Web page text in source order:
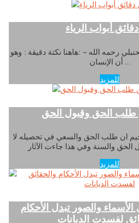
أبواب الرياء
رحمه الله – :هاهنا نكتة دقيقة : وهو
أن الإنسان …
للمزيد
طلب الحق وقبول الحق
ان طلب الحق والسعي في تحصيله لا
للمزيد
والصور تبدل الأحكام
لفسدت الديانات